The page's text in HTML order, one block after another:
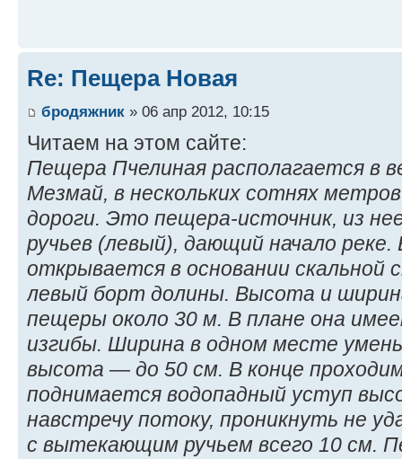
Re: Пещера Новая
бродяжник » 06 апр 2012, 10:15
Читаем на этом сайте:
Пещера Пчелиная располагается в
Мезмай, в нескольких сотнях
дороги. Это пещера-источник, из
ручьев (левый), дающий начало реке.
открывается в основании скальной
левый борт долины. Высота и
пещеры около 30 м. В плане она
изгибы. Ширина в одном месте
высота — до 50 см. В конце
поднимается водопадный уступ
навстречу потоку, проникнуть не
с вытекающим ручьем всего 10 см.